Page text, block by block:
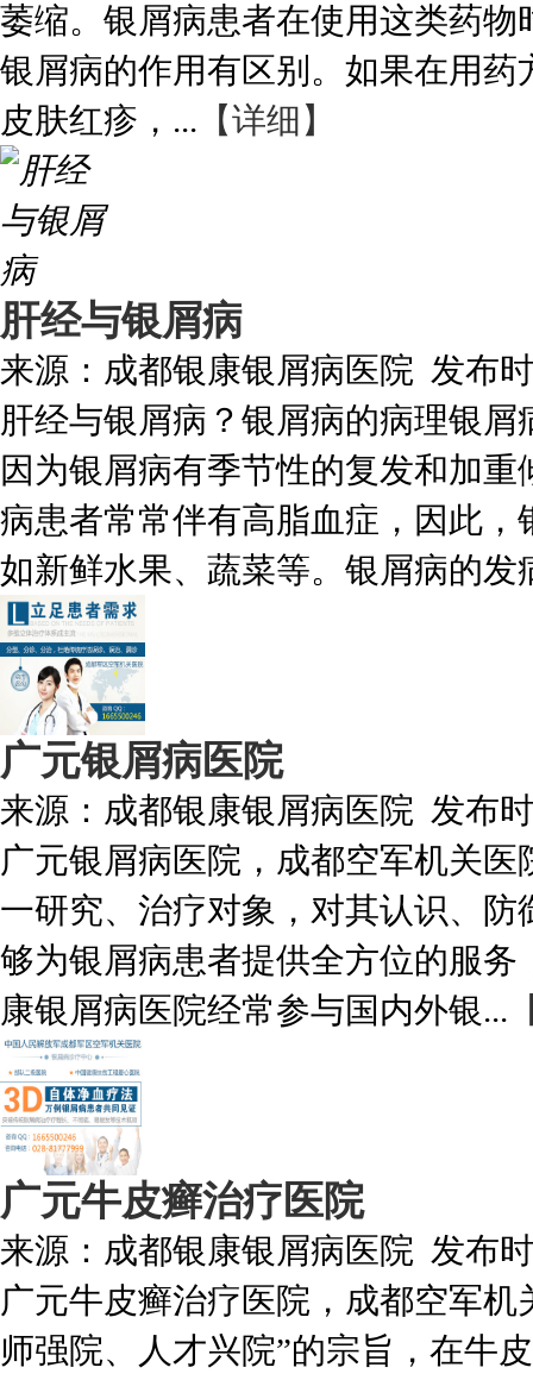
萎缩。银屑病患者在使用这类药
银屑病的作用有区别。如果在用
皮肤红疹，... 【详细】
肝经与银屑病
来源： 成都银康银屑病医院 发布
肝经与银屑病？银屑病的病理银
因为银屑病有季节性的复发和加
病患者常常伴有高脂血症，因此
如新鲜水果、蔬菜等。银屑病的发
广元银屑病医院
来源： 成都银康银屑病医院 发布
广元银屑病医院，成都空军机关
一研究、治疗对象，对其认识、
够为银屑病患者提供全方位的服
康银屑病医院经常参与国内外银...
广元牛皮癣治疗医院
来源： 成都银康银屑病医院 发布
广元牛皮癣治疗医院，成都空军
师强院、人才兴院”的宗旨，在牛